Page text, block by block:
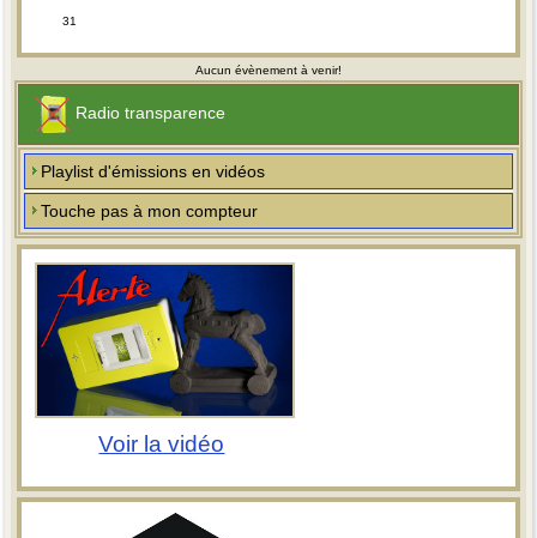
31
Aucun évènement à venir!
Radio transparence
Playlist d'émissions en vidéos
Touche pas à mon compteur
Voir la vidéo